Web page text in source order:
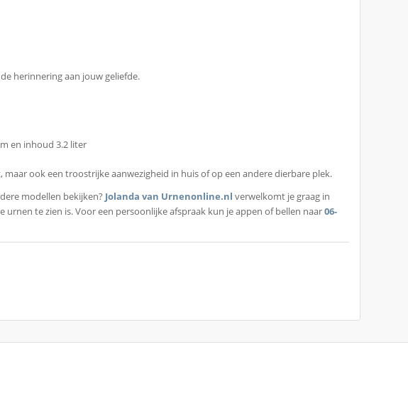
herinnering aan jouw geliefde.
en inhoud 3.2 liter
maar ook een troostrijke aanwezigheid in huis of op een andere dierbare plek.
modellen bekijken? Jolanda van Urnenonline.nl verwelkomt je graag in
urnen te zien is. Voor een persoonlijke afspraak kun je appen of bellen naar06-